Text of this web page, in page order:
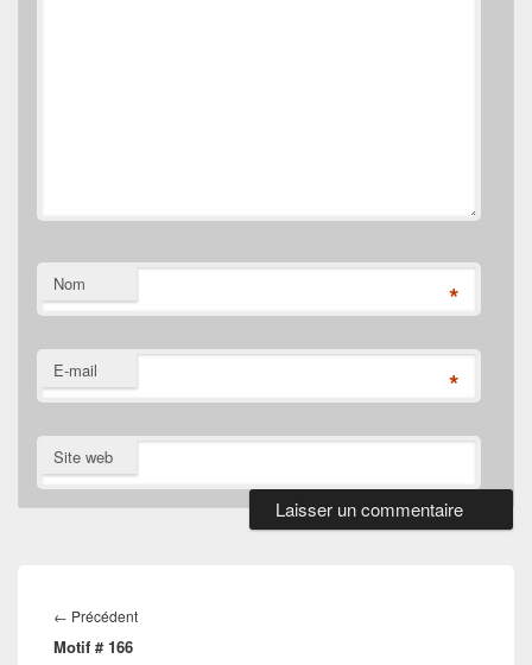
Nom *
E-mail *
Site web
de
l’article
← PrécédentArticle
Motif # 166